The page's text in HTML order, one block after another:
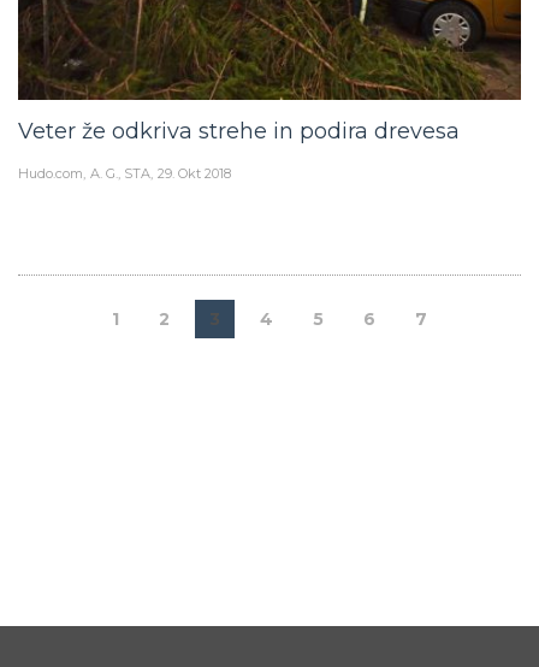
Veter že odkriva strehe in podira drevesa
Hudo.com A. G., STA 29. Okt 2018
1 2 3 4 5 6 7